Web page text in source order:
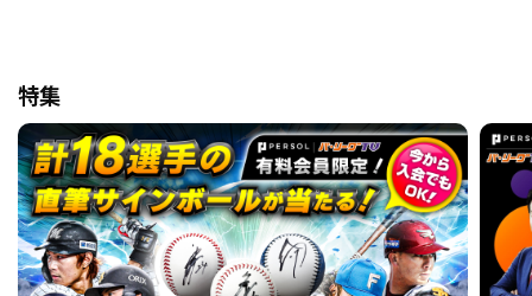
特集